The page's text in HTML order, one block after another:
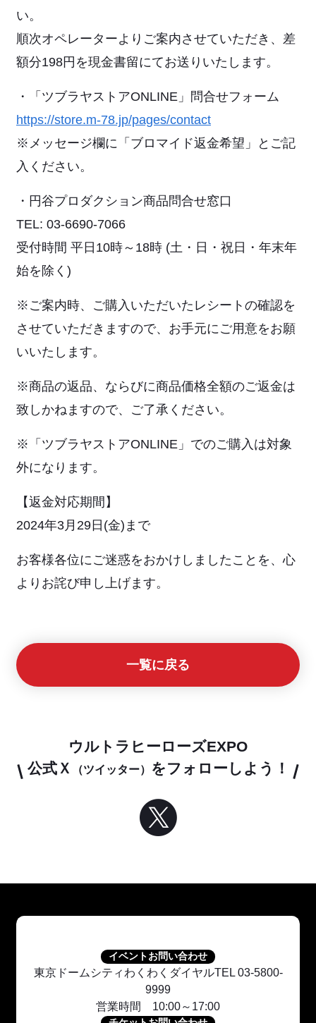
い。
順次オペレーターよりご案内させていただき、差
額分198円を現金書留にてお送りいたします。
・「ツブラヤストアONLINE」問合せフォーム
https://store.m-78.jp/pages/contact
※メッセージ欄に「ブロマイド返金希望」とご記
入ください。
・円谷プロダクション商品問合せ窓口
TEL: 03-6690-7066
受付時間 平日10時～18時 (土・日・祝日・年末年
始を除く)
※ご案内時、ご購入いただいたレシートの確認を
させていただきますので、お手元にご用意をお願
いいたします。
※商品の返品、ならびに商品価格全額のご返金は
致しかねますので、ご了承ください。
※「ツブラヤストアONLINE」でのご購入は対象
外になります。
【返金対応期間】
2024年3月29日(金)まで
お客様各位にご迷惑をおかけしましたことを、心
よりお詫び申し上げます。
一覧に戻る
ウルトラヒーローズEXPO
公式Ｘ
（ツイッター） をフォローしよう！
イベントお問い合わせ
東京ドームシティわくわくダイヤルTEL 03-5800-
9999
営業時間 10:00～17:00